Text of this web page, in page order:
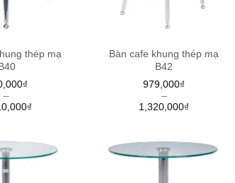
thép mạ
₫
–
₫
Bàn cafe khung thép mạ
B42
979,000₫
–
1,320,000₫